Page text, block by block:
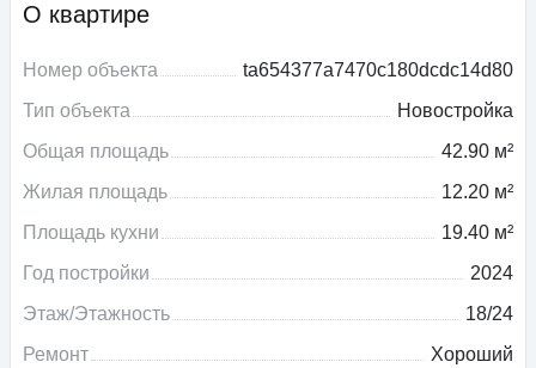
О квартире
Номер объекта
ta654377a7470c180dcdc14d80
Тип объекта
Новостройка
Общая площадь
42.90 м²
Жилая площадь
12.20 м²
Площадь кухни
19.40 м²
Год постройки
2024
Этаж/Этажность
18/24
Ремонт
Хороший